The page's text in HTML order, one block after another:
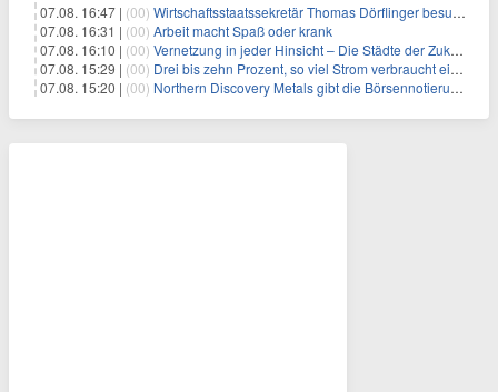
07.08. 16:47 | (00) Wirtschaftsstaatssekretär Thomas Dörflinger besucht Handwerksbetrieb im Kammerbezirk Freiburg
07.08. 16:31 | (00) Arbeit macht Spaß oder krank
07.08. 16:10 | (00) Vernetzung in jeder Hinsicht – Die Städte der Zukunft sind grün-blau
07.08. 15:29 | (00) Drei bis zehn Prozent, so viel Strom verbraucht ein Aufzug im Gebäude
07.08. 15:20 | (00) Northern Discovery Metals gibt die Börsennotierung an der Frankfurter Wertpapierbörse bekannt